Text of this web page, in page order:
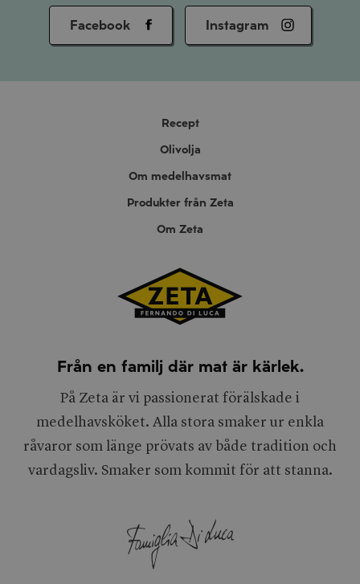
Facebook Instagram
Recept
Olivolja
Om medelhavsmat
Produkter från Zeta
Om Zeta
Från en familj där mat är kärlek.
På Zeta är vi passionerat förälskade i
medelhavsköket. Alla stora smaker ur enkla
råvaror som länge prövats av både tradition och
vardagsliv. Smaker som kommit för att stanna.